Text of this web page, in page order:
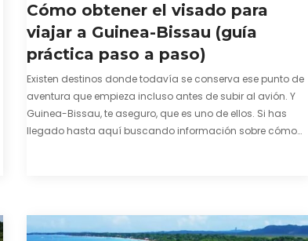
Cómo obtener el visado para
viajar a Guinea-Bissau (guía
práctica paso a paso)
Existen destinos donde todavía se conserva ese punto de
aventura que empieza incluso antes de subir al avión. Y
Guinea-Bissau, te aseguro, que es uno de ellos. Si has
llegado hasta aquí buscando información sobre cómo